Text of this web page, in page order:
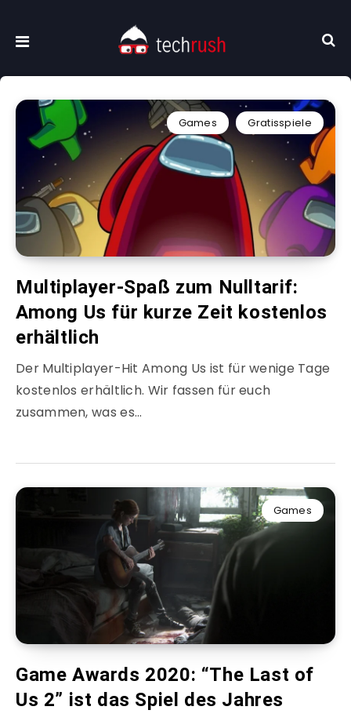
Games Gratisspiele
Multiplayer-Spaß zum Nulltarif:
Among Us für kurze Zeit kostenlos
erhältlich
Der Multiplayer-Hit Among Us ist für wenige Tage
kostenlos erhältlich. Wir fassen für euch
zusammen, was es…
Games
Game Awards 2020: “The Last of
Us 2” ist das Spiel des Jahres